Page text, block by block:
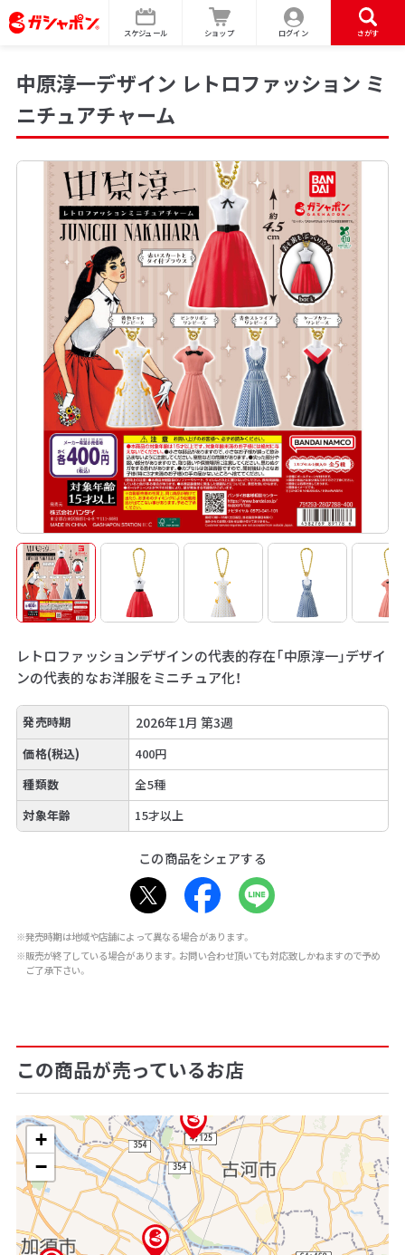
スケジュール ショップ ログイン さがす
中原淳一デザイン レトロファッション ミ
ニチュアチャーム
レトロファッションデザインの代表的存在「中原淳一」デザイ
ンの代表的なお洋服をミニチュア化！
発売時期 2026年1月 第3週
価格(税込)
400円
種類数
全5種
対象年齢
15才以上
この商品をシェアする
※発売時期は地域や店舗によって異なる場合があります。
※販売が終了している場合があります。お問い合わせ頂いても対応致しかねますので予め
ご了承下さい。
この商品が売っているお店
+
−